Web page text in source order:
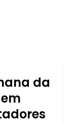
da